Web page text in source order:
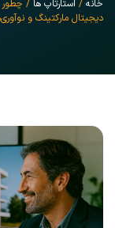
خانه / استارتاپ ها / چطور
دیجیتال مارکتینگ و نوآوری‌های ۲۰۲۵، بازار سنتی مسکن ایران را